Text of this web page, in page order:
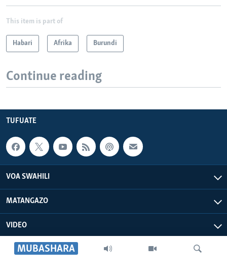
MUBASHARA
This item is part of
Habari Afrika Burundi
Continue reading
TUFUATE
VOA SWAHILI
MATANGAZO
VIDEO
VOA AFRICA